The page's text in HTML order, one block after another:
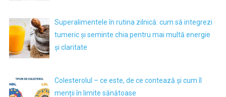
Superalimentele în rutina zilnică: cum să integrezi
tumeric și seminte chia pentru mai multă energie
și claritate
Colesterolul – ce este, de ce contează și cum îl
menții în limite sănătoase